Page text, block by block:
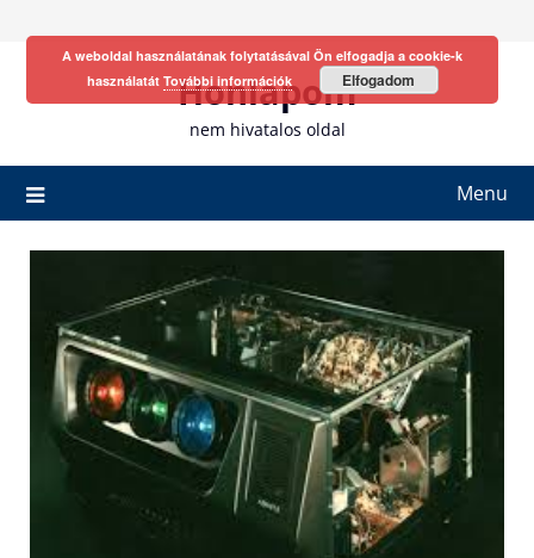
Honlapom
nem hivatalos oldal
Menu
A weboldal használatának folytatásával Ön elfogadja a cookie-k
használatát További információk Elfogadom